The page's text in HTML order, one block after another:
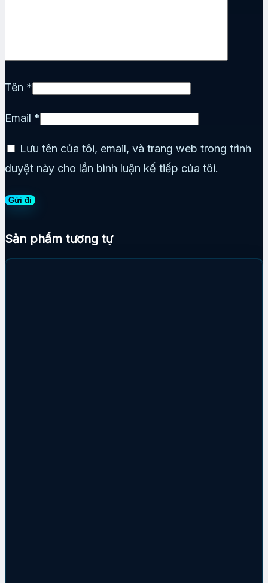
Tên *
Email *
Lưu tên của tôi, email, và trang web trong trình
duyệt này cho lần bình luận kế tiếp của tôi.
Sản phẩm tương tự